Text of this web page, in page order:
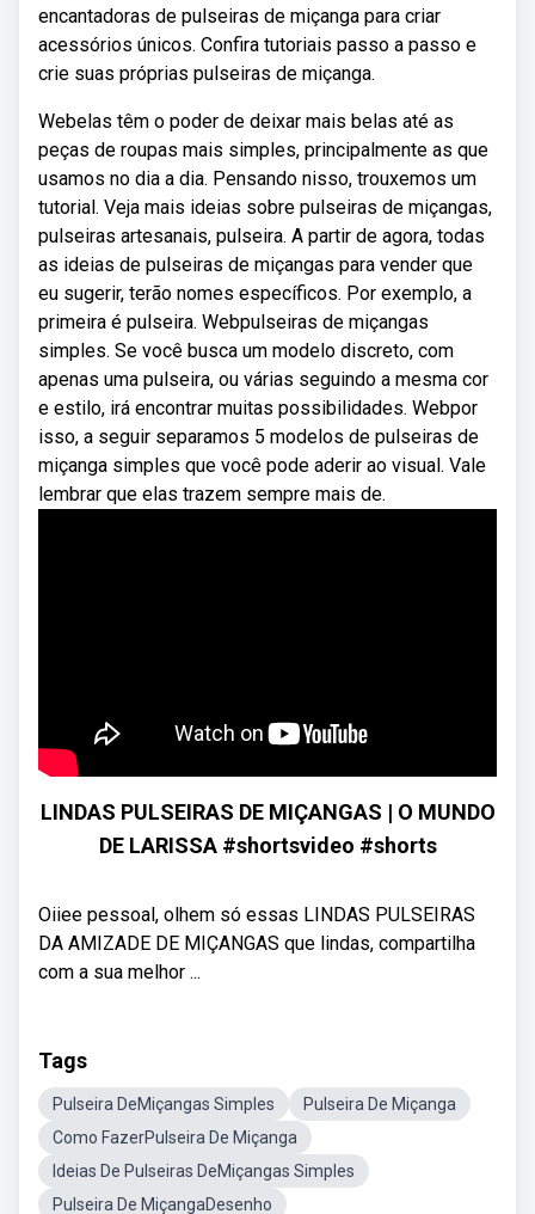
encantadoras de pulseiras de miçanga para criar
acessórios únicos. Confira tutoriais passo a passo e
crie suas próprias pulseiras de miçanga.
Webelas têm o poder de deixar mais belas até as
peças de roupas mais simples, principalmente as que
usamos no dia a dia. Pensando nisso, trouxemos um
tutorial. Veja mais ideias sobre pulseiras de miçangas,
pulseiras artesanais, pulseira. A partir de agora, todas
as ideias de pulseiras de miçangas para vender que
eu sugerir, terão nomes específicos. Por exemplo, a
primeira é pulseira. Webpulseiras de miçangas
simples. Se você busca um modelo discreto, com
apenas uma pulseira, ou várias seguindo a mesma cor
e estilo, irá encontrar muitas possibilidades. Webpor
isso, a seguir separamos 5 modelos de pulseiras de
miçanga simples que você pode aderir ao visual. Vale
lembrar que elas trazem sempre mais de.
LINDAS PULSEIRAS DE MIÇANGAS | O MUNDO
DE LARISSA #shortsvideo #shorts
Oiiee pessoal, olhem só essas LINDAS PULSEIRAS
DA AMIZADE DE MIÇANGAS que lindas, compartilha
com a sua melhor ...
Tags
Pulseira DeMiçangas Simples
Pulseira De Miçanga
Como FazerPulseira De Miçanga
Ideias De Pulseiras DeMiçangas Simples
Pulseira De MiçangaDesenho